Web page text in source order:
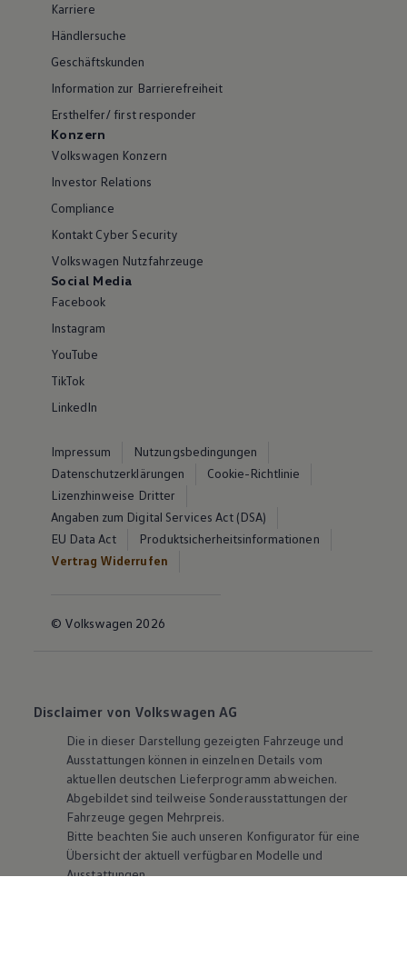
Karriere
Händlersuche
Geschäftskunden
Information zur Barrierefreiheit
Ersthelfer/ first responder
Konzern
Volkswagen Konzern
Investor Relations
Compliance
Kontakt Cyber Security
Volkswagen Nutzfahrzeuge
Social Media
Facebook
Instagram
YouTube
TikTok
LinkedIn
Impressum
Nutzungsbedingungen
Datenschutzerklärungen
Cookie-Richtlinie
Lizenzhinweise Dritter
Angaben zum Digital Services Act (DSA)
EU Data Act
Produktsicherheitsinformationen
Vertrag Widerrufen
© Volkswagen 2026
Disclaimer von Volkswagen AG
Die in dieser Darstellung gezeigten Fahrzeuge und
Ausstattungen können in einzelnen Details vom
aktuellen deutschen Lieferprogramm abweichen.
Abgebildet sind teilweise Sonderausstattungen der
Fahrzeuge gegen Mehrpreis.
Bitte beachten Sie auch unseren Konfigurator für eine
Übersicht der aktuell verfügbaren Modelle und
Ausstattungen.